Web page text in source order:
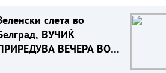
слета во
ВУЧИЌ
ВЕЧЕРА ВО